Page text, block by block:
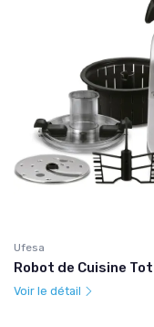
Ufesa
Robot de Cuisine
Voir le détail